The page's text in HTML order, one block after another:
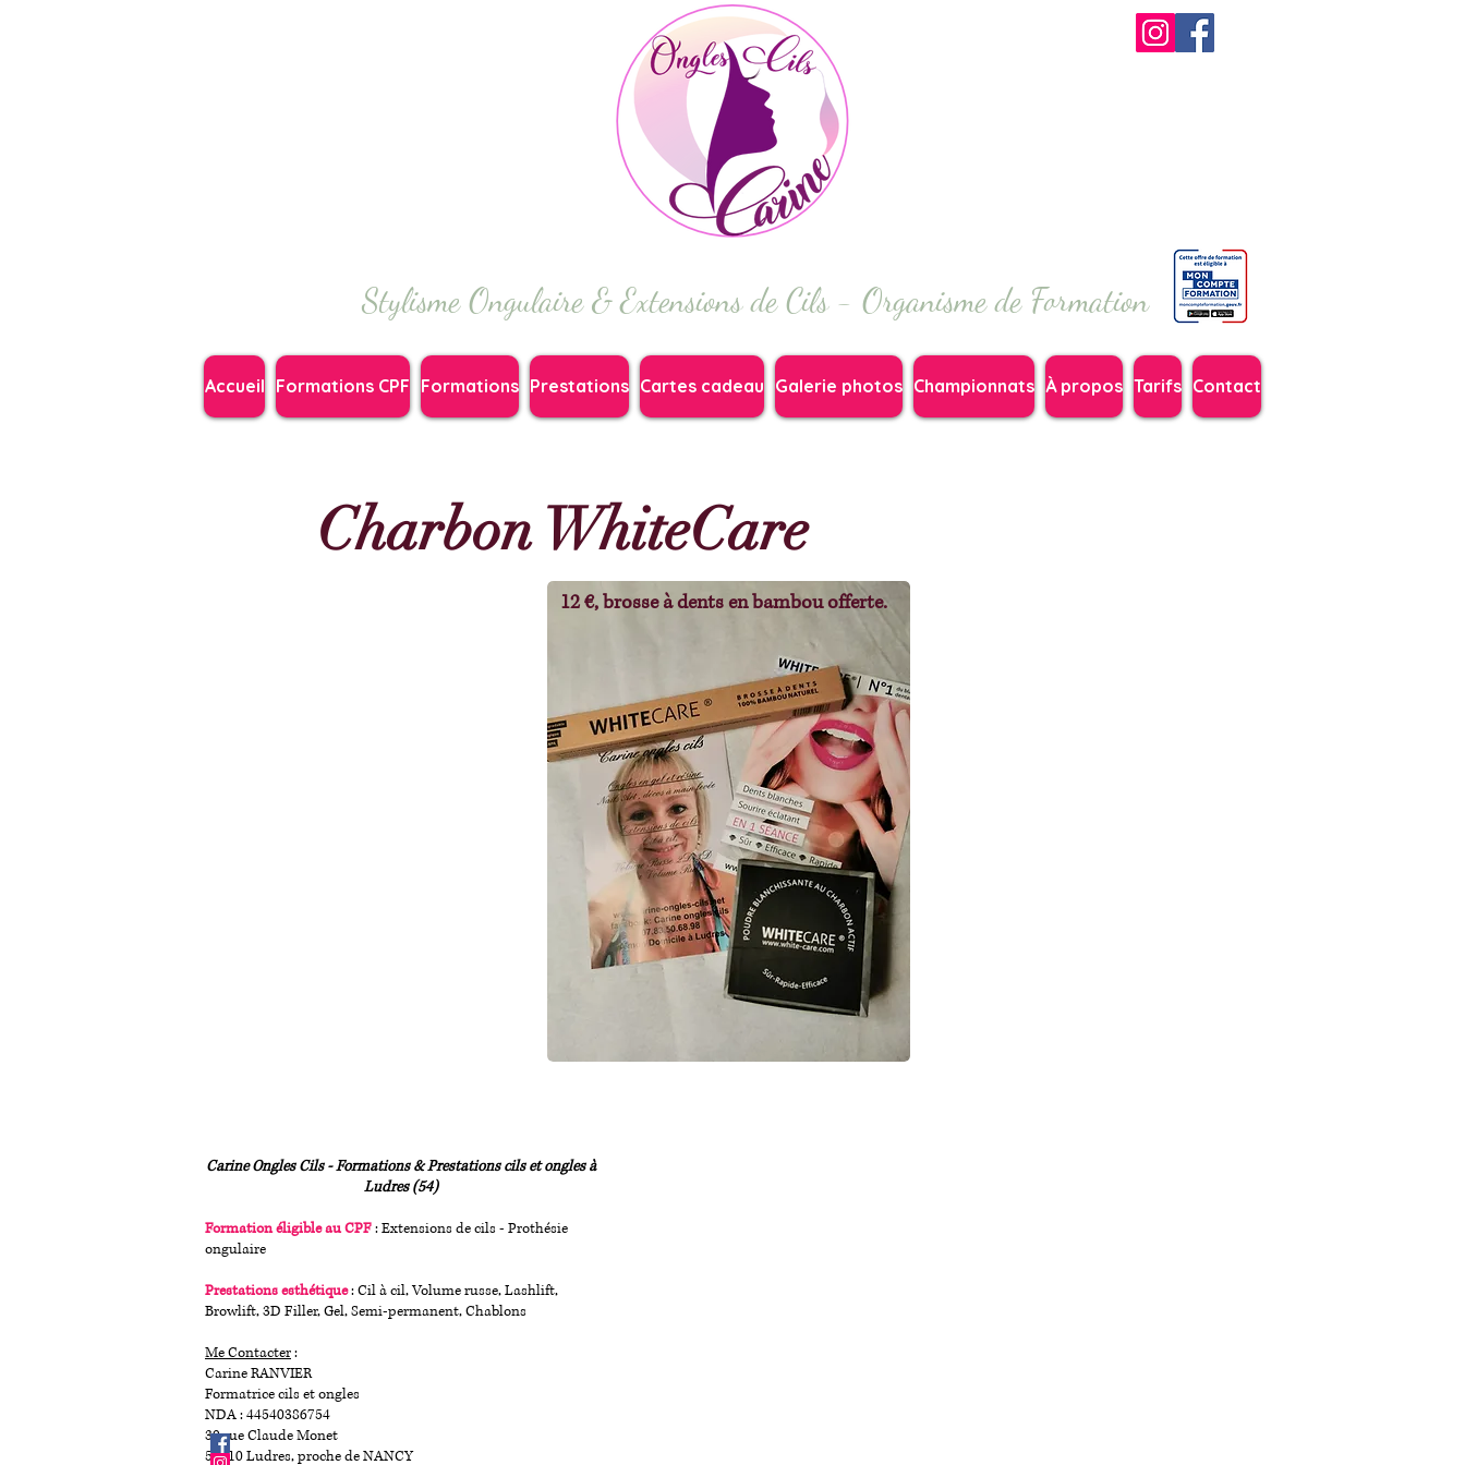
Stylisme Ongulaire & Extensions de Cils - Organisme de Formation
Accueil Formations CPF Formations Prestations Cartes cadeau Galerie photos Championnats À propos Tarifs Contact
Charbon WhiteCare
12 €, brosse à dents en bambou offerte.
Carine Ongles Cils - Formations & Prestations cils et ongles à
Ludres (54)
Formation éligible au CPF: Extensions de cils - Prothésie
ongulaire
Prestations esthétique: Cil à cil, Volume russe, Lashlift,
Browlift, 3D Filler, Gel, Semi-permanent, Chablons
Me Contacter:
Carine RANVIER
Formatrice cils et ongles
NDA : 44540386754
30 rue Claude Monet
54710 Ludres, proche de NANCY